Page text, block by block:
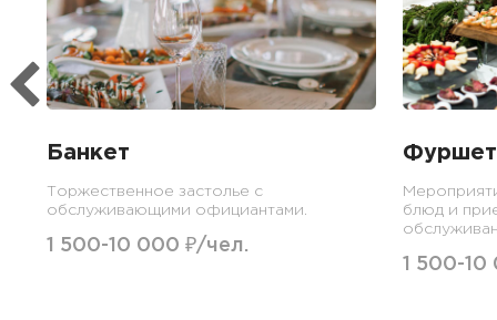
Банкет
Торжественное застолье с
обслуживающими официантами.
1 500-10 000 ₽/чел.
Фуршет
блюд и
1 500-10